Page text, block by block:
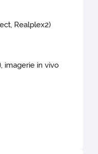
Realplex2)
imagerie in vivo